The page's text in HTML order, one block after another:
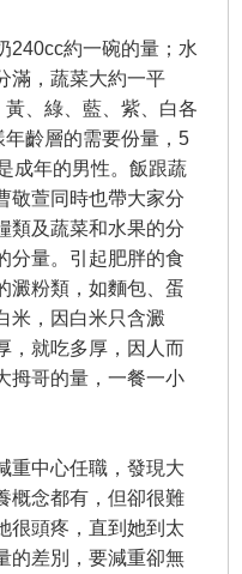
約一碗的量；水
滿，蔬菜大約一平
、綠、藍、紫、白各
齡層的需要份量，5
成年的男性。飯跟蔬
敬萱同時也帶大家分
類及蔬菜和水果的分
分量。引起肥胖的食
澱粉類，如麵包、蛋
米，因白米只含澱
，就吃多厚，因人而
拇哥的量，一餐一小
中心任職，發現大
概念都有，但卻很難
很頭疼，直到她到太
的差別，要減重卻無